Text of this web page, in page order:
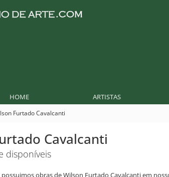
HOME ARTISTAS
Furtado Cavalcanti
Cavalcanti
disponíveis
obras de Wilson Furtado Cavalcanti em